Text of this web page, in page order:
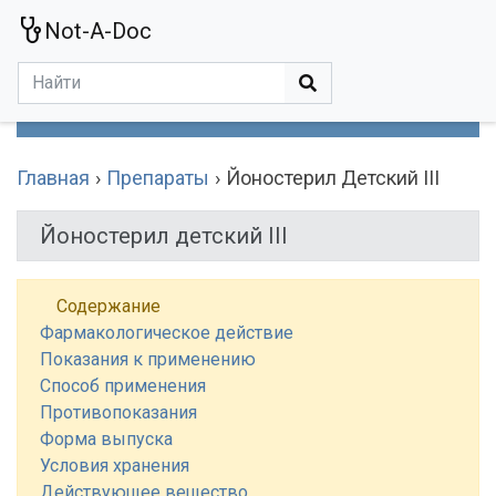
Not-A-Doc
Действующие Вещества
Главная Препараты Йоностерил Детский III
Йоностерил детский III
Содержание
Фармакологическое действие
Показания к применению
Способ применения
Противопоказания
Форма выпуска
Условия хранения